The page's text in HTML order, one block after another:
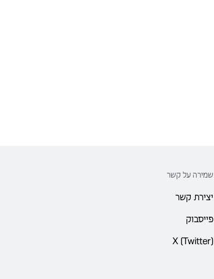
שמירה על קשר
יצירת קשר
פייסבוק
‎X (Twitter)‎